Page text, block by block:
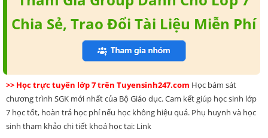
Chia Sẻ, Trao Đổi Tài Liệu Miễn Phí
>> Học trực tuyến lớp 7 trên Tuyensinh247.com Học bám sát
chương trình SGK mới nhất của Bộ Giáo dục. Cam kết giúp học sinh lớp
7 học tốt, hoàn trả học phí nếu học không hiệu quả. Phụ huynh và học
sinh tham khảo chi tiết khoá học tại: Link